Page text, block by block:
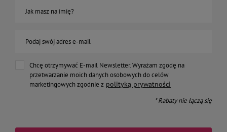
Jak masz na imię?
Podaj swój adres e-mail
Chcę otrzymywać E-mail Newsletter. Wyrażam zgodę na
przetwarzanie moich danych osobowych do celów
marketingowych zgodnie z polityką prywatności
* Rabaty nie łączą się